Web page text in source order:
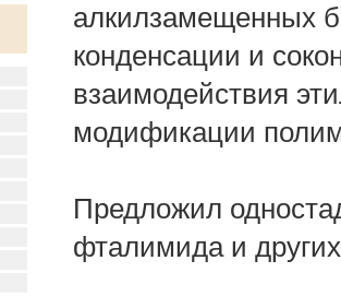
алкилзамещенных
конденсации и
взаимодействия
модификации
Предложил
фталимида и